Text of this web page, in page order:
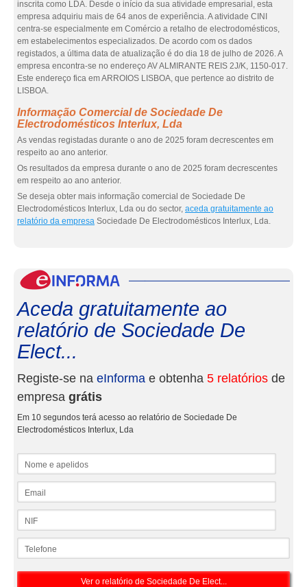
inscrita como LDA. Desde o início da sua atividade empresarial, esta
empresa adquiriu mais de 64 anos de experiência. A atividade CINI
centra-se especialmente em Comércio a retalho de electrodomésticos,
em estabelecimentos especializados. De acordo com os dados
registados, a última data de atualização é do dia 18 de julho de 2026. A
empresa encontra-se no endereço AV ALMIRANTE REIS 2J/K, 1150-017.
Este endereço fica em ARROIOS LISBOA, que pertence ao distrito de
LISBOA.
Informação Comercial de Sociedade De
Electrodomésticos Interlux, Lda
As vendas registadas durante o ano de 2025 foram decrescentes em
respeito ao ano anterior.
Os resultados da empresa durante o ano de 2025 foram decrescentes
em respeito ao ano anterior.
Se deseja obter mais informação comercial de Sociedade De
Electrodomésticos Interlux, Lda ou do sector, aceda gratuitamente ao
relatório da empresa Sociedade De Electrodomésticos Interlux, Lda.
Aceda gratuitamente ao
relatório de Sociedade De
Elect...
Registe-se na eInforma e obtenha 5 relatórios de
empresa grátis
Em 10 segundos terá acesso ao relatório de Sociedade De
Electrodomésticos Interlux, Lda